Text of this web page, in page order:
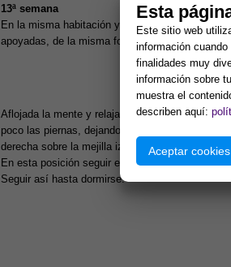
13ª semana
En la misma habitación y durante la noche,
apoyadas, de la misma forma que en la
Aflojada la mente y relajado el cuerpo
poco las piernas, dejando levemente dobladas
derecha sobre la mejilla izquierda.
En esta posición seguir el ritmo respiratorio
Seguir así hasta dormirse.
Esta
Este sitio web
información
finalidades muy
información sobre
muestra el
describen aquí:
Aceptar cookies